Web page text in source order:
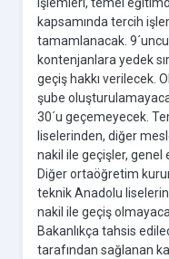
kapsamında tercih
tamamlanacak.
kontenjanlara yedek
geçiş hakkı verilecek.
şube
30´u geçemeyecek.
liselerinden, diğer
nakil ile geçişler, genel
Diğer ortaöğretim
teknik Anadolu
nakil ile geçiş
Bakanlıkça tahsis
tarafından sağlanan